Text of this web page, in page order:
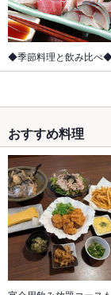
◆季節料理と飲み比べ
おすすめ料理